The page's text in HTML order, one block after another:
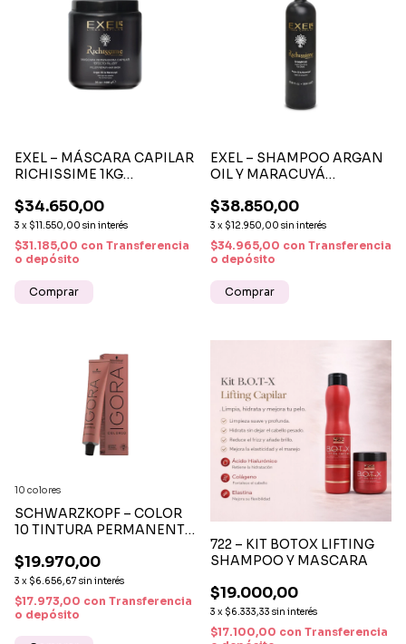
EXEL – MÁSCARA CAPILAR
RICHISSIME 1KG
$34.650,00
3 x $11.550,00 sin interés
$31.185,00 con Transferencia
o depósito
EXEL – SHAMPOO ARGAN
OIL Y MARACUYÁ
$38.850,00
3 x $12.950,00 sin interés
$34.965,00 con Transferencia
o depósito
SCHWARZKOPF – COLOR
10 TINTURA PERMANENTE
$19.970,00
3 x $6.656,67 sin interés
$17.973,00 con Transferencia
o depósito
10 colores
722 – KIT BOTOX LIFTING
SHAMPOO Y MASCARA
$19.000,00
3 x $6.333,33 sin interés
$17.100,00 con Transferencia